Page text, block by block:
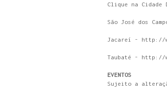
Clique na Cidade
São José dos
Jacareí - http://
Taubaté - http://
EVENTOS
Sujeito a